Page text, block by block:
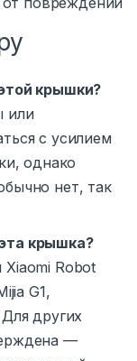
крышки?
или
с усилием
однако
нет, так
крышка?
Robot
G1,
других
—